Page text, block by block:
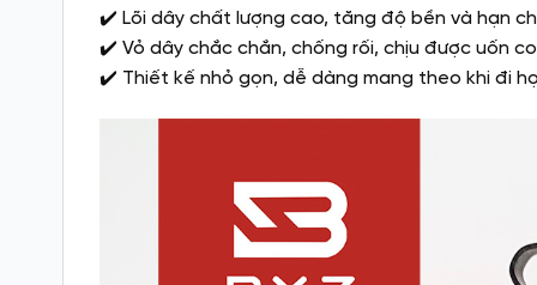
✔️ Lõi dây chất lượng cao, tăng độ bền và hạn
✔️ Vỏ dây chắc chắn, chống rối, chịu được uốn
✔️ Thiết kế nhỏ gọn, dễ dàng mang theo khi đi